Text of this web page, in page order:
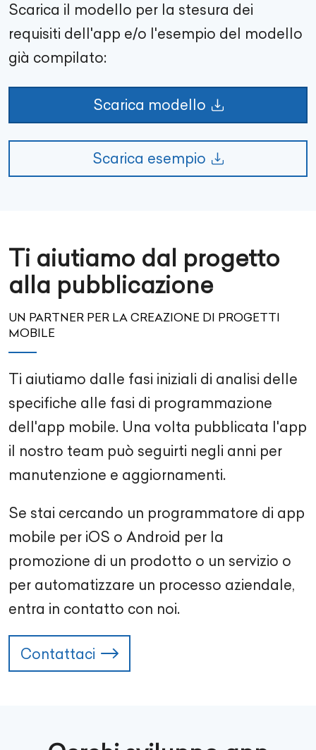
Scarica il modello per la stesura dei
requisiti dell'app e/o l'esempio del modello
già compilato:
Scarica modello
Scarica esempio
Ti aiutiamo dal progetto
alla pubblicazione
UN PARTNER PER LA CREAZIONE DI PROGETTI
MOBILE
Ti aiutiamo dalle fasi iniziali di analisi delle
specifiche alle fasi di programmazione
dell'app mobile. Una volta pubblicata l'app
il nostro team può seguirti negli anni per
manutenzione e aggiornamenti.
Se stai cercando un programmatore di app
mobile per iOS o Android per la
promozione di un prodotto o un servizio o
per automatizzare un processo aziendale,
entra in contatto con noi.
Contattaci